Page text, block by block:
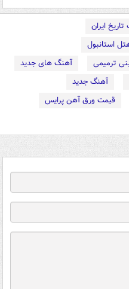
ایران
استانبول
ترمیمی
آهنگ های جدید
آهنگ جدید
قیمت ورق آهن پرایس